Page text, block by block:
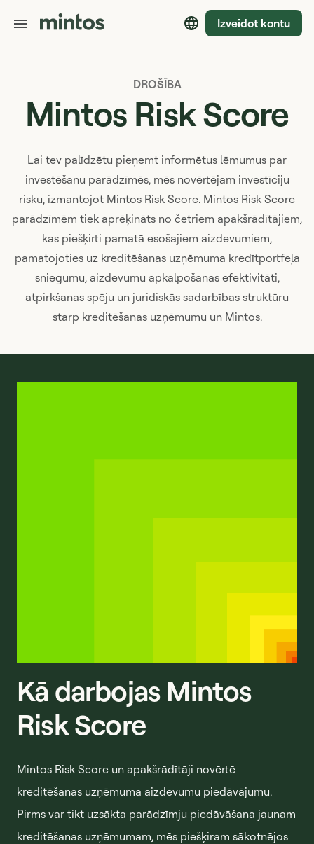
Izveidot kontu
DROŠĪBA
Mintos Risk Score
Lai tev palīdzētu pieņemt informētus lēmumus par
investēšanu parādzīmēs, mēs novērtējam investīciju
risku, izmantojot Mintos Risk Score. Mintos Risk Score
parādzīmēm tiek aprēķināts no četriem apakšrādītājiem,
kas piešķirti pamatā esošajiem aizdevumiem,
pamatojoties uz kreditēšanas uzņēmuma kredītportfeļa
sniegumu, aizdevumu apkalpošanas efektivitāti,
atpirkšanas spēju un juridiskās sadarbības struktūru
starp kreditēšanas uzņēmumu un Mintos.
Kā darbojas Mintos
Risk Score
Mintos Risk Score un apakšrādītāji novērtē
kreditēšanas uzņēmuma aizdevumu piedāvājumu.
Pirms var tikt uzsākta parādzīmju piedāvāšana jaunam
kreditēšanas uzņēmumam, mēs piešķiram sākotnējos